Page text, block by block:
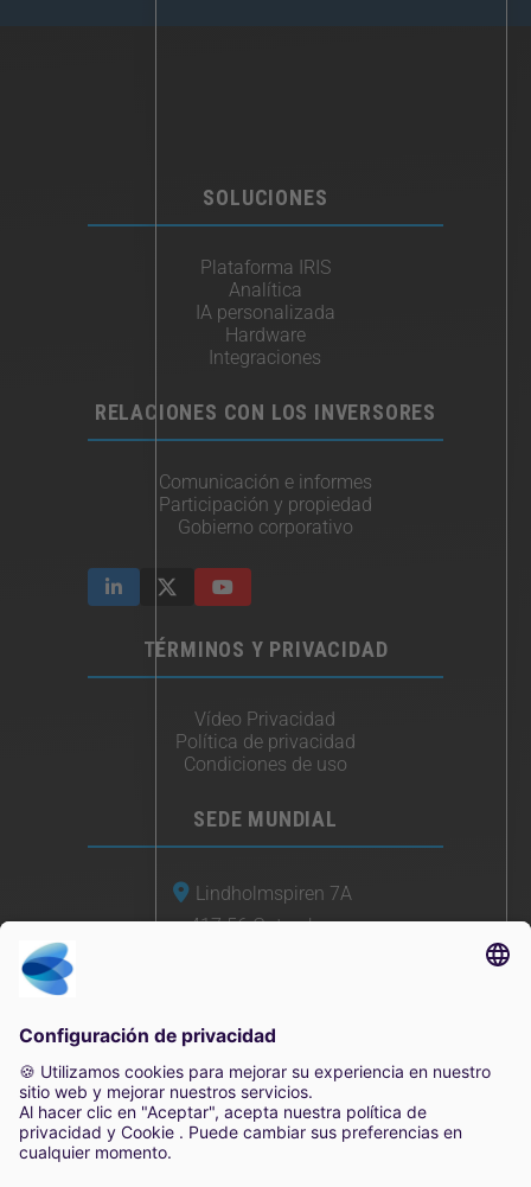
SOLUCIONES
Plataforma IRIS
Analítica
IA personalizada
Hardware
Integraciones​
RELACIONES CON LOS INVERSORES
Comunicación e informes
Participación y propiedad
Gobierno corporativo
TÉRMINOS Y PRIVACIDAD
Vídeo Privacidad
Política de privacidad
Condiciones de uso
SEDE MUNDIAL
Lindholmspiren 7A
417 56 Gotemburgo
2025 Irisity AB. Todos los derechos reservados.